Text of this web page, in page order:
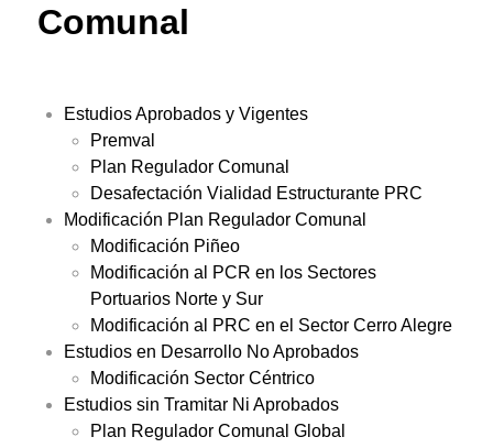
Comunal
Estudios Aprobados y Vigentes
Premval
Plan Regulador Comunal
Desafectación Vialidad Estructurante PRC
Modificación Plan Regulador Comunal
Modificación Piñeo
Modificación al PCR en los Sectores
Portuarios Norte y Sur
Modificación al PRC en el Sector Cerro Alegre
Estudios en Desarrollo No Aprobados
Modificación Sector Céntrico
Estudios sin Tramitar Ni Aprobados
Plan Regulador Comunal Global